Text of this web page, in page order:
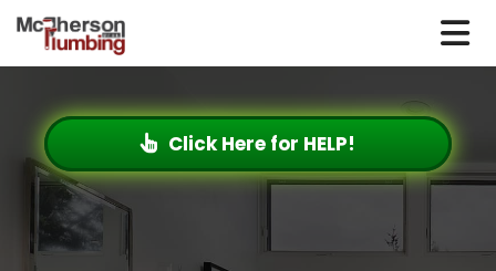
Click Here for HELP!